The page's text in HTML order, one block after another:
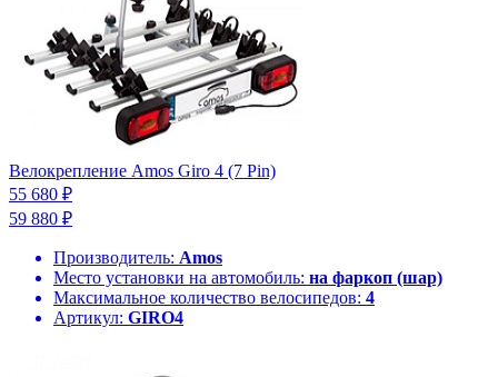
Велокрепление Amos Giro 4 (7 Pin)
55 680 ₽
59 880 ₽
Производитель: Amos
Место установки на автомобиль: на фаркоп (шар)
Максимальное количество велосипедов: 4
Артикул: GIRO4